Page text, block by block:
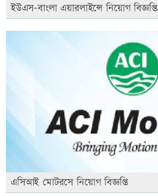
ইউএস-বাংলা এয়ারলাইন্সে নিয়োগ বিজ্ঞপ্তি
এসিআই মোটরসে নিয়োগ বিজ্ঞপ্তি